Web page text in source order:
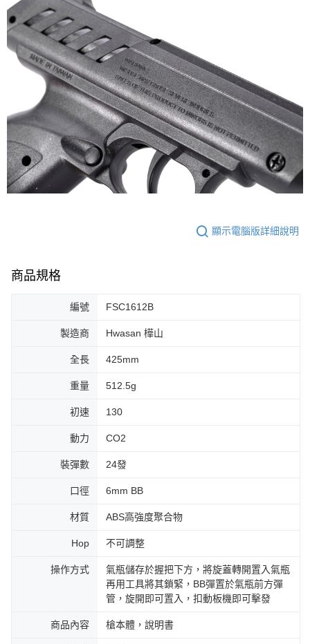
顯示電腦版詳細說明
商品規格
編號 FSC1612B
製造商 Hwasan 樺山
全長 425mm
重量 512.5g
初速 130
動力 CO2
裝彈數 24發
口徑 6mm BB
材質 ABS高強度聚合物
Hop 不可調整
操作方式
氣瓶儲存於握把下方，將旋蓋轉開置入氣瓶
再用工具將其鎖緊，BB彈置於氣瓶前方彈
管，旋開即可置入，扣動板機即可擊發
商品內容 槍本體，說明書